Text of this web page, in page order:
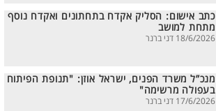
כתב אישום: הסליק אקדח בתחתונים ואקדח נוסף
מתחת למושב
18/6/2026 דני ברנר
מנכ”ל משרד הפנים, ישראל אוזן: "תנופת הפיתוח
בעפולה מרשימה"
17/6/2026 דני ברנר